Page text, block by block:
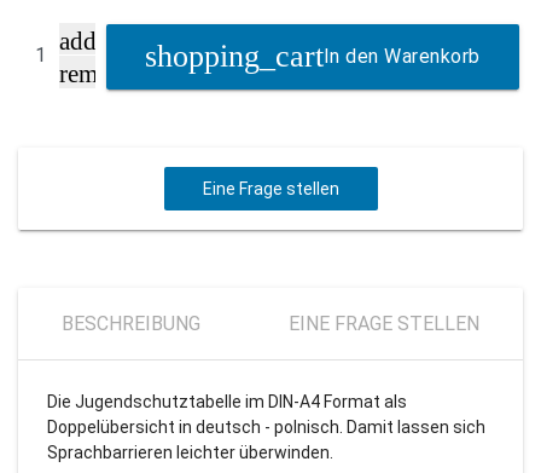
add
remove
In den Warenkorb
Eine Frage stellen
BESCHREIBUNG EINE FRAGE STELLEN
Die Jugendschutztabelle im DIN-A4 Format als
Doppelübersicht in deutsch - polnisch. Damit lassen sich
Sprachbarrieren leichter überwinden.